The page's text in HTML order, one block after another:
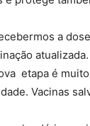
a
etapa é
Vacinas